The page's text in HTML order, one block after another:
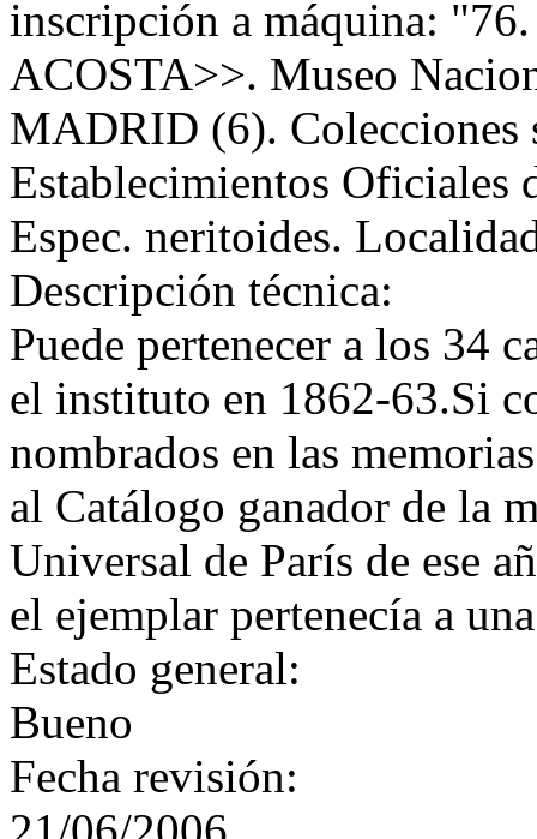
inscripción a máquina:
ACOSTA>>. Museo
MADRID (6). Colecciones
Establecimientos Oficiales
Espec. neritoides.
Descripción técnica:
Puede pertenecer a los 34
el instituto en 1862-63.Si
nombrados en las
al Catálogo ganador de la
Universal de París de ese
el ejemplar pertenecía a
Estado general:
Bueno
Fecha revisión: